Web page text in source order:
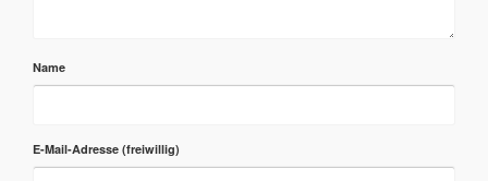
Name
E-Mail-Adresse